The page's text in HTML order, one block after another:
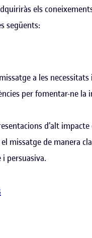
els
següents:
a les
per fomentar-ne la
d’alt impacte
missatge de manera
persuasiva.